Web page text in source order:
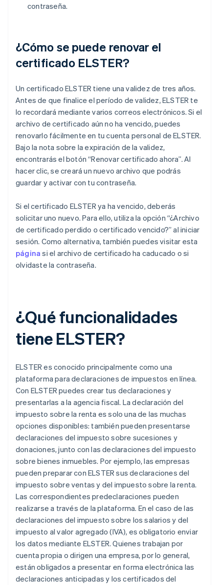
contraseña.
¿Cómo se puede renovar el
certificado ELSTER?
Un certificado ELSTER tiene una validez de tres años.
Antes de que finalice el período de validez, ELSTER te
lo recordará mediante varios correos electrónicos. Si el
archivo de certificado aún no ha vencido, puedes
renovarlo fácilmente en tu cuenta personal de ELSTER.
Bajo la nota sobre la expiración de la validez,
encontrarás el botón “Renovar certificado ahora”. Al
hacer clic, se creará un nuevo archivo que podrás
guardar y activar con tu contraseña.
Si el certificado ELSTER ya ha vencido, deberás
solicitar uno nuevo. Para ello, utiliza la opción “¿Archivo
de certificado perdido o certificado vencido?” al iniciar
sesión. Como alternativa, también puedes visitar esta
página si el archivo de certificado ha caducado o si
olvidaste la contraseña.
¿Qué funcionalidades
tiene ELSTER?
ELSTER es conocido principalmente como una
plataforma para declaraciones de impuestos en línea.
Con ELSTER puedes crear tus declaraciones y
presentarlas a la agencia fiscal. La declaración del
impuesto sobre la renta es solo una de las muchas
opciones disponibles: también pueden presentarse
declaraciones del impuesto sobre sucesiones y
donaciones, junto con las declaraciones del impuesto
sobre bienes inmuebles. Por ejemplo, las empresas
pueden preparar con ELSTER sus declaraciones del
impuesto sobre ventas y del impuesto sobre la renta.
Las correspondientes predeclaraciones pueden
realizarse a través de la plataforma. En el caso de las
declaraciones del impuesto sobre los salarios y del
impuesto al valor agregado (IVA), es obligatorio enviar
los datos mediante ELSTER. Quienes trabajan por
cuenta propia o dirigen una empresa, por lo general,
están obligados a presentar en forma electrónica las
declaraciones anticipadas y los certificados del